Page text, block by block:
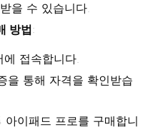
을 수 있습니다.
방법:
에 접속합니다.
을 통해 자격을 확인받습
이패드 프로를 구매합니